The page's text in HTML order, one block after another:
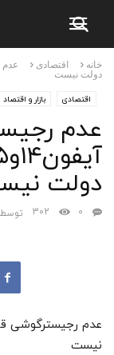
خانه اقتصادی
دولت نیست
اقتصادی بازار و اقتصاد
عدم
دولت
توسط 0
302
نیست